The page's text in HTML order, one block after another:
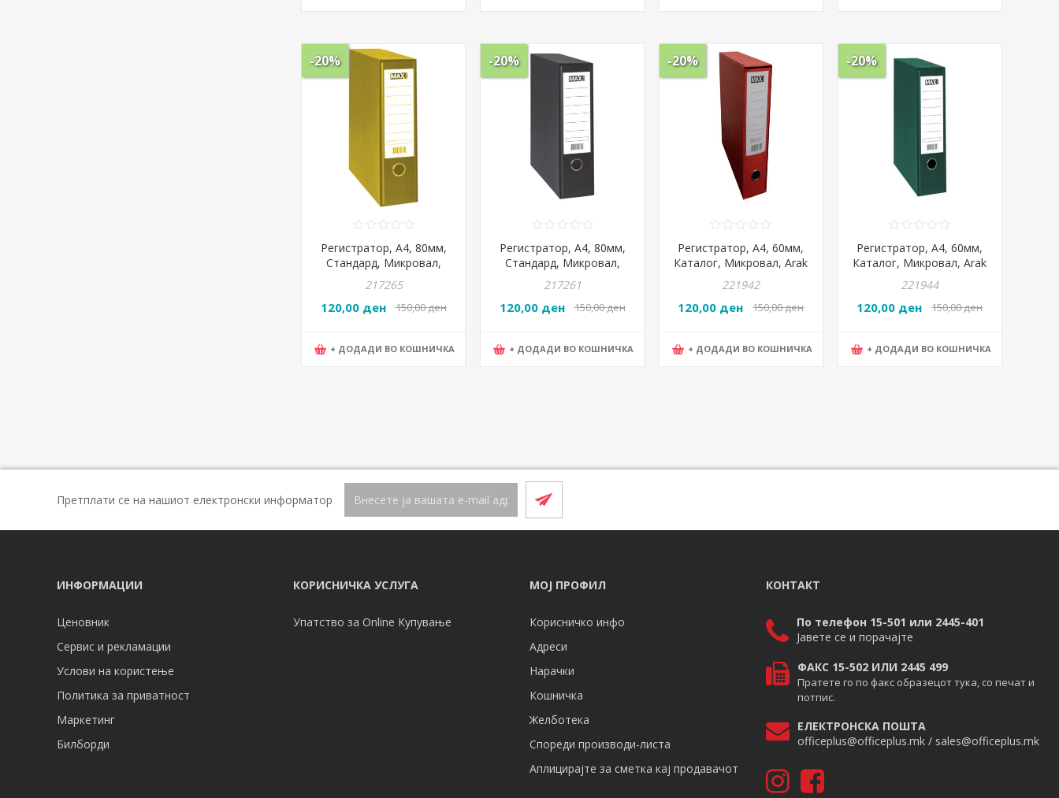
-20%
Регистратор, А4, 80мм,
Стандард, Микровал,
Arak Graf, Max Office,
Жолта
217265
120,00 ден 150,00 ден
+ ДОДАДИ ВО КОШНИЧКА
-20%
Регистратор, А4, 80мм,
Стандард, Микровал,
Arak Graf, Max Office,
Црна
217261
120,00 ден 150,00 ден
+ ДОДАДИ ВО КОШНИЧКА
-20%
Регистратор, А4, 60мм,
Каталог, Микровал, Arak
Graf, Max Office, Црвена
221942
120,00 ден 150,00 ден
+ ДОДАДИ ВО КОШНИЧКА
-20%
Регистратор, А4, 60мм,
Каталог, Микровал, Arak
Graf, Max Office, Зелена
221944
120,00 ден 150,00 ден
+ ДОДАДИ ВО КОШНИЧКА
Претплати се на нашиот електронски информатор
ИНФОРМАЦИИ
Ценовник
Сервис и рекламации
Услови на користење
Политика за приватност
Маркетинг
Билборди
КОРИСНИЧКА УСЛУГА
Упатство за Online Купување
МОЈ ПРОФИЛ
Корисничко инфо
Адреси
Нарачки
Кошничка
Желботека
Спореди производи-листа
Аплицирајте за сметка кај продавачот
КОНТАКТ
По телефон 15-501 или 2445-401
Јавете се и порачајте
ФАКС 15-502 ИЛИ 2445 499
Пратете го по факс образецот тука, со печат и
потпис.
ЕЛЕКТРОНСКА ПОШТА
officeplus@officeplus.mk / sales@officeplus.mk